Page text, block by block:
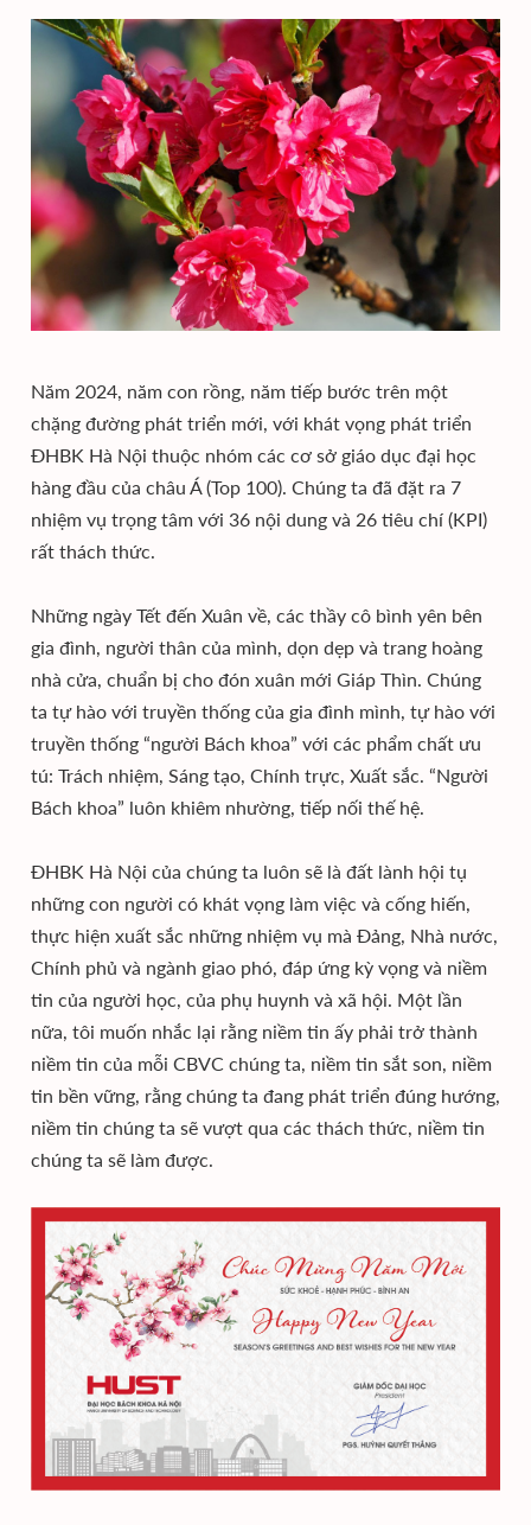
Năm 2024, năm con rồng, năm tiếp bước trên một
chặng đường phát triển mới, với khát vọng phát triển
ĐHBK Hà Nội thuộc nhóm các cơ sở giáo dục đại học
hàng đầu của châu Á (Top 100). Chúng ta đã đặt ra 7
nhiệm vụ trọng tâm với 36 nội dung và 26 tiêu chí (KPI)
rất thách thức.
Những ngày Tết đến Xuân về, các thầy cô bình yên bên
gia đình, người thân của mình, dọn dẹp và trang hoàng
nhà cửa, chuẩn bị cho đón xuân mới Giáp Thìn. Chúng
ta tự hào với truyền thống của gia đình mình, tự hào với
truyền thống “người Bách khoa” với các phẩm chất ưu
tú: Trách nhiệm, Sáng tạo, Chính trực, Xuất sắc. “Người
Bách khoa” luôn khiêm nhường, tiếp nối thế hệ.
ĐHBK Hà Nội của chúng ta luôn sẽ là đất lành hội tụ
những con người có khát vọng làm việc và cống hiến,
thực hiện xuất sắc những nhiệm vụ mà Đảng, Nhà nước,
Chính phủ và ngành giao phó, đáp ứng kỳ vọng và niềm
tin của người học, của phụ huynh và xã hội. Một lần
nữa, tôi muốn nhắc lại rằng niềm tin ấy phải trở thành
niềm tin của mỗi CBVC chúng ta, niềm tin sắt son, niềm
tin bền vững, rằng chúng ta đang phát triển đúng hướng,
niềm tin chúng ta sẽ vượt qua các thách thức, niềm tin
chúng ta sẽ làm được.